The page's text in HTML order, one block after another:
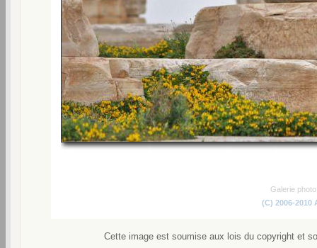
Galerie
(C) 2006-2010
Cette image est soumise aux lois du copyright et